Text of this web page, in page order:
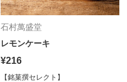
石村萬盛堂
レモンケーキ
¥216
【銘菓撰セレクト】